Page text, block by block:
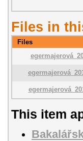
Files in
Files
This item